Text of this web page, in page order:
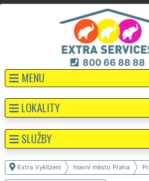
800 66 88 88
MENU
Extra Vyklízení hlavní město Praha
LOKALITY
SLUŽBY